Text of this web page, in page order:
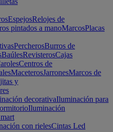
EspejosRelojes de
pintados a manoMarcosPlacas
PercherosBurros de
BaúlesRevisterosCajas
Centros de
MaceterosJarronesMarcos de
y
decorativaIluminación para
Iluminación
con rielesCintas Led